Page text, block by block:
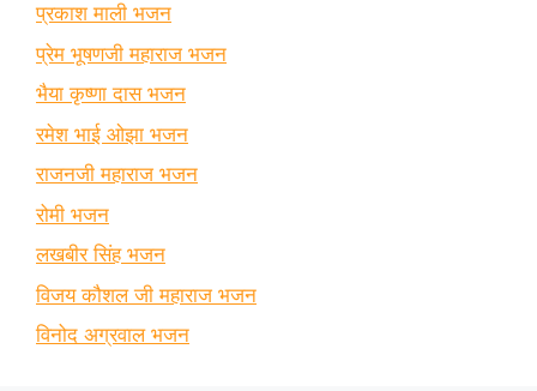
प्रकाश माली भजन
प्रेम भूषणजी महाराज भजन
भैया कृष्णा दास भजन
रमेश भाई ओझा भजन
राजनजी महाराज भजन
रोमी भजन
लखबीर सिंह भजन
विजय कौशल जी महाराज भजन
विनोद अग्रवाल भजन